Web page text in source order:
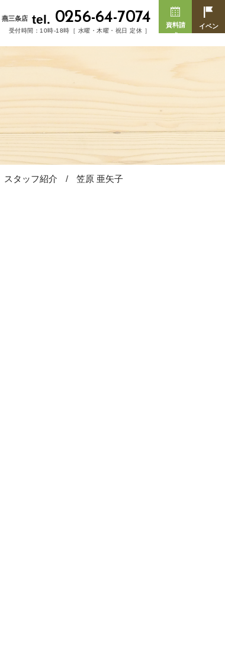
燕三条店 tel. 0256-64-7074
受付時間：10時-18時［ 水曜・木曜・祝日 定休 ］
資料請
求
イベン
スタッフ紹介 笠原 亜矢子